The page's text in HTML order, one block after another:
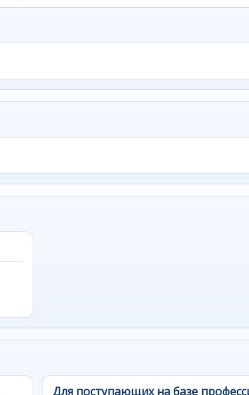
Для поступающих на базе